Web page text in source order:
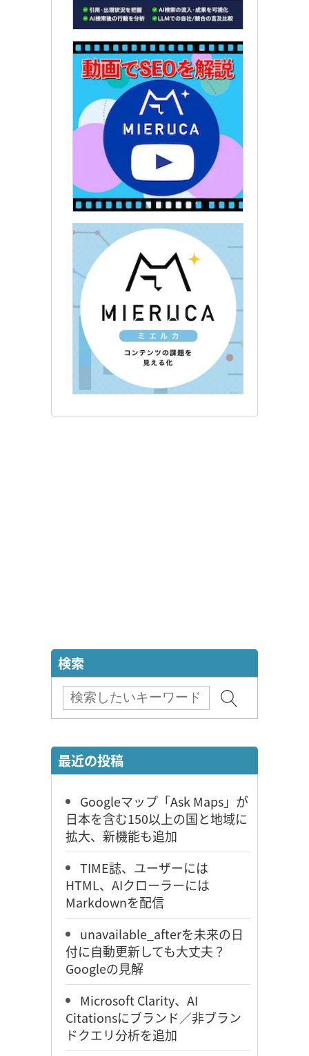
検索
最近の投稿
Googleマップ「Ask Maps」が
日本を含む150以上の国と地域に
拡大、新機能も追加
TIME誌、ユーザーには
HTML、AIクローラーには
Markdownを配信
unavailable_afterを未来の日
付に自動更新しても大丈夫？
Googleの見解
Microsoft Clarity、AI
Citationsにブランド／非ブラン
ドクエリ分析を追加